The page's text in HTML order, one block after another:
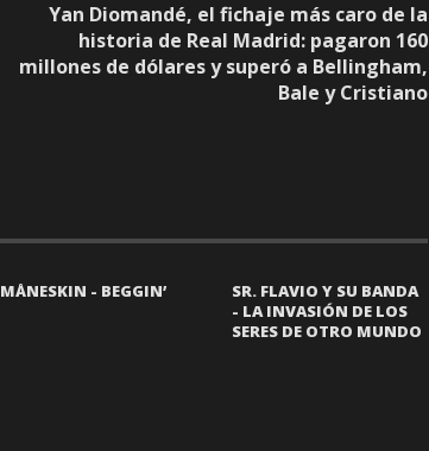
Yan Diomandé, el fichaje más caro de la
historia de Real Madrid: pagaron 160
millones de dólares y superó a Bellingham,
Bale y Cristiano
MÅNESKIN - BEGGIN’
SR. FLAVIO Y SU BANDA
- LA INVASIÓN DE LOS
SERES DE OTRO MUNDO